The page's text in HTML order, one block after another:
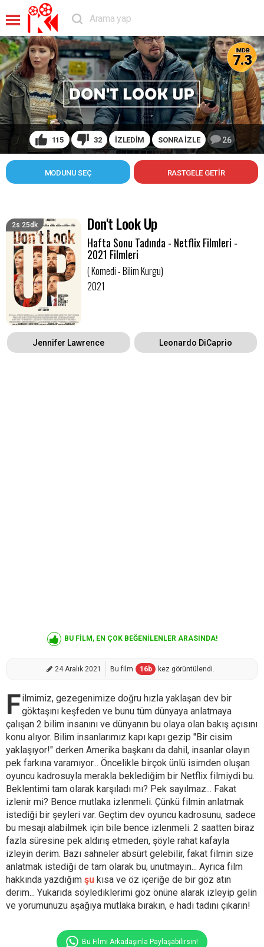
115 32 İZLEDİM SONRA İZLE 26
MODUNU SEÇ
2s 25dk
IMDB
7.3
Don't Look Up
Hafta Sonu Tadında - Netflix Filmleri -
2021 Filmleri
( Komedi - Bilim Kurgu)
2021
Jennifer Lawrence Leonardo DiCaprio
BU FİLM, EN ÇOK BEĞENİLENLER ARASINDA!
24 Aralık 2021 Bu film 16b kez görüntülendi.
Filmimiz, gezegenimize doğru hızla yaklaşan dev bir
göktaşını keşfeden ve bunu tüm dünyaya anlatmaya
çalışan 2 bilim insanını ve dünyanın bu olaya olan bakış açısını
konu alıyor. Bilim insanlarımız kapı kapı gezip "Bir cisim
yaklaşıyor!" derken Amerika başkanı da dahil, insanlar olayın
pek farkına varamıyor... Öncelikle birçok ünlü isimden oluşan
oyuncu kadrosuyla merakla beklediğim bir Netflix filmiydi bu.
Beklentimi tam olarak karşıladı mı? Pek sayılmaz... Fakat
izlenir mi? Bence mutlaka izlenmeli. Çünkü filmin anlatmak
istediği bir şeyleri var. Geçtim dev oyuncu kadrosunu, sadece
bu mesajı alabilmek için bile bence izlenmeli. 2 saatten biraz
fazla süresine pek aldırış etmeden, şöyle rahat kafayla
izleyin derim. Bazı sahneler absürt gelebilir, fakat filmin size
anlatmak istediği de tam olarak bu, unutmayın... Ayrıca film
hakkında yazdığım şu kısa ve öz içeriğe de bir göz atın
derim... Yukarıda söylediklerimi göz önüne alarak izleyip gelin
ve yorumunuzu aşağıya mutlaka bırakın, e hadi tadını çıkarın!
Bu Filmi Arkadaşınla Paylaşabilirsin!